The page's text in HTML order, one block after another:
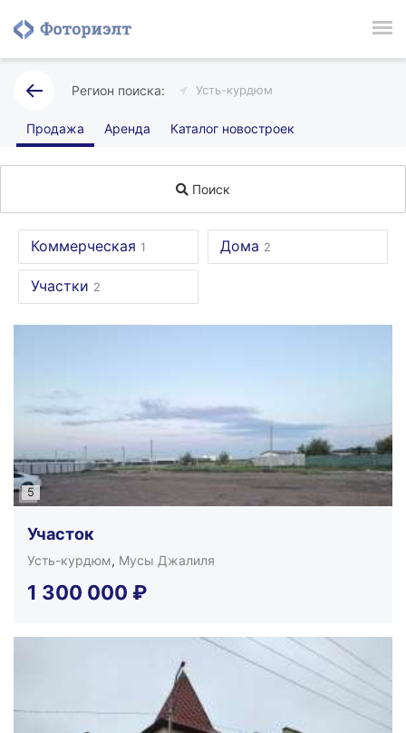
Усть-курдюм
Продажа Аренда Каталог новостроек
Поиск
Коммерческая 1 Дома 2
Участки 2
5
Участок
Усть-курдюм, Мусы Джалиля
1 300 000 ₽